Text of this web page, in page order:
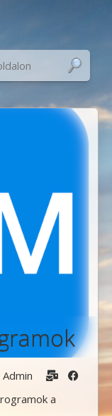
Keresés:
Posted by
Admin
a